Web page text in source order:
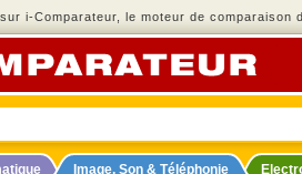
i-Comparateur, le moteur de comparaison
Image, Son & Téléphonie